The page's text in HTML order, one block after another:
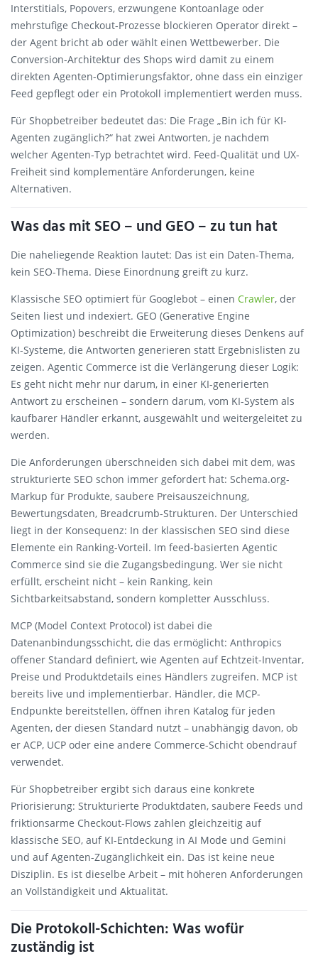
Interstitials, Popovers, erzwungene Kontoanlage oder
mehrstufige Checkout-Prozesse blockieren Operator direkt –
der Agent bricht ab oder wählt einen Wettbewerber. Die
Conversion-Architektur des Shops wird damit zu einem
direkten Agenten-Optimierungsfaktor, ohne dass ein einziger
Feed gepflegt oder ein Protokoll implementiert werden muss.
Für Shopbetreiber bedeutet das: Die Frage „Bin ich für KI-
Agenten zugänglich?“ hat zwei Antworten, je nachdem
welcher Agenten-Typ betrachtet wird. Feed-Qualität und UX-
Freiheit sind komplementäre Anforderungen, keine
Alternativen.
Was das mit SEO – und GEO – zu tun hat
Die naheliegende Reaktion lautet: Das ist ein Daten-Thema,
kein SEO-Thema. Diese Einordnung greift zu kurz.
Klassische SEO optimiert für Googlebot – einen Crawler, der
Seiten liest und indexiert. GEO (Generative Engine
Optimization) beschreibt die Erweiterung dieses Denkens auf
KI-Systeme, die Antworten generieren statt Ergebnislisten zu
zeigen. Agentic Commerce ist die Verlängerung dieser Logik:
Es geht nicht mehr nur darum, in einer KI-generierten
Antwort zu erscheinen – sondern darum, vom KI-System als
kaufbarer Händler erkannt, ausgewählt und weitergeleitet zu
werden.
Die Anforderungen überschneiden sich dabei mit dem, was
strukturierte SEO schon immer gefordert hat: Schema.org-
Markup für Produkte, saubere Preisauszeichnung,
Bewertungsdaten, Breadcrumb-Strukturen. Der Unterschied
liegt in der Konsequenz: In der klassischen SEO sind diese
Elemente ein Ranking-Vorteil. Im feed-basierten Agentic
Commerce sind sie die Zugangsbedingung. Wer sie nicht
erfüllt, erscheint nicht – kein Ranking, kein
Sichtbarkeitsabstand, sondern kompletter Ausschluss.
MCP (Model Context Protocol) ist dabei die
Datenanbindungsschicht, die das ermöglicht: Anthropics
offener Standard definiert, wie Agenten auf Echtzeit-Inventar,
Preise und Produktdetails eines Händlers zugreifen. MCP ist
bereits live und implementierbar. Händler, die MCP-
Endpunkte bereitstellen, öffnen ihren Katalog für jeden
Agenten, der diesen Standard nutzt – unabhängig davon, ob
er ACP, UCP oder eine andere Commerce-Schicht obendrauf
verwendet.
Für Shopbetreiber ergibt sich daraus eine konkrete
Priorisierung: Strukturierte Produktdaten, saubere Feeds und
friktionsarme Checkout-Flows zahlen gleichzeitig auf
klassische SEO, auf KI-Entdeckung in AI Mode und Gemini
und auf Agenten-Zugänglichkeit ein. Das ist keine neue
Disziplin. Es ist dieselbe Arbeit – mit höheren Anforderungen
an Vollständigkeit und Aktualität.
Die Protokoll-Schichten: Was wofür
zuständig ist